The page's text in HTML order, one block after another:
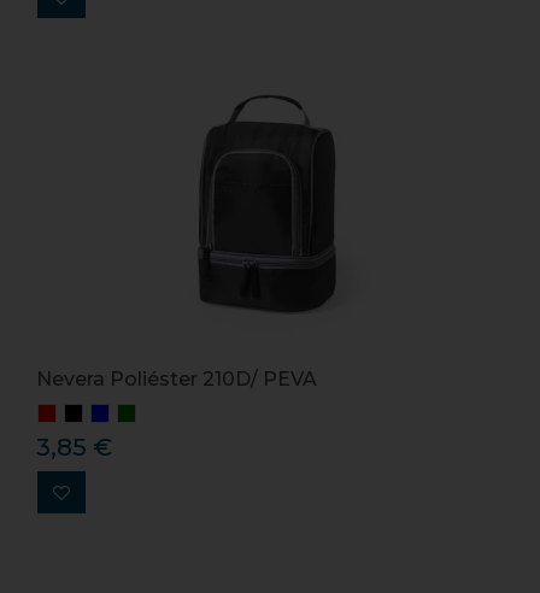
Nevera Poliéster 210D/ PEVA
3,85 €